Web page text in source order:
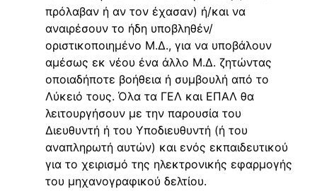
πρόλαβαν ή αν τον έχασαν) ή/και να
αναιρέσουν το ήδη υποβληθέν/
οριστικοποιημένο Μ.Δ., για να υποβάλουν
αμέσως εκ νέου ένα άλλο Μ.Δ. ζητώντας
οποιαδήποτε βοήθεια ή συμβουλή από το
Λύκειό τους. Όλα τα ΓΕΛ και ΕΠΑΛ θα
λειτουργήσουν με την παρουσία του
Διευθυντή ή του Υποδιευθυντή (ή του
αναπληρωτή αυτών) και ενός εκπαιδευτικού
για το χειρισμό της ηλεκτρονικής εφαρμογής
του μηχανογραφικού δελτίου.